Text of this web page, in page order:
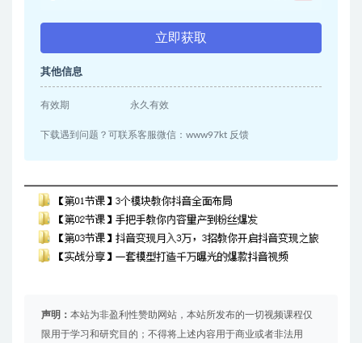
立即获取
其他信息
有效期 永久有效
下载遇到问题？可联系客服微信：www97kt 反馈
声明： 本站为非盈利性赞助网站，本站所发布的一切视频课程仅
限用于学习和研究目的；不得将上述内容用于商业或者非法用